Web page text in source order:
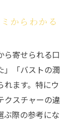
からわかる
ら寄せられる口
」「バストの潤
れます。特にウ
クスチャーの違
ぶ際の参考にな